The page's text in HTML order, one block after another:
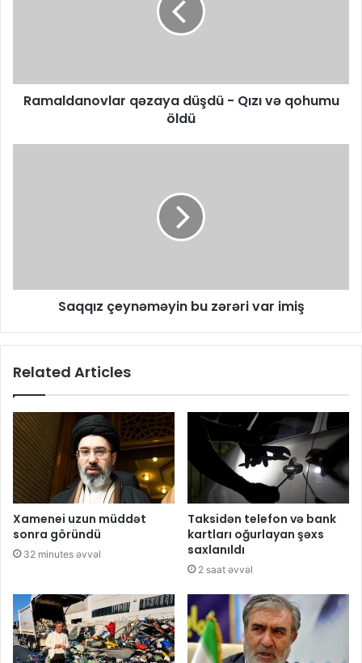
Ramaldanovlar qəzaya düşdü - Qızı və qohumu
öldü
Saqqız çeynəməyin bu zərəri var imiş
Related Articles
Xamenei uzun müddət
sonra göründü
32 minutes əvvəl
Taksidən telefon və bank
kartları oğurlayan şəxs
saxlanıldı
2 saat əvvəl